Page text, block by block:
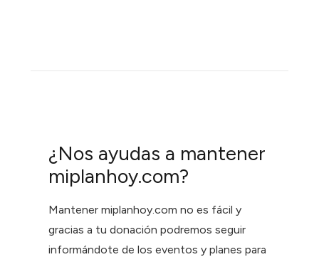
¿Nos ayudas a mantener
miplanhoy.com?
Mantener miplanhoy.com no es fácil y
gracias a tu donación podremos seguir
informándote de los eventos y planes para